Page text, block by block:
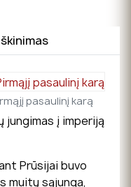
pasaulinį karą
jungimas į imperiją
Prūsijai buvo
muitų sąjunga,